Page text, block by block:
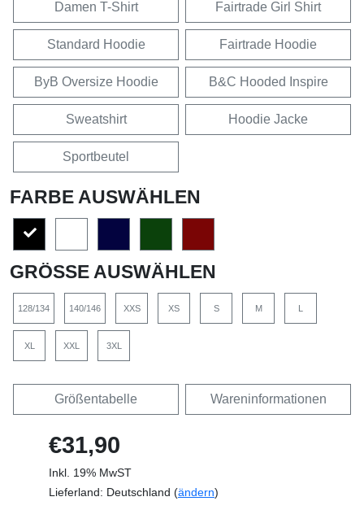
Damen T-Shirt Fairtrade Girl Shirt
Standard Hoodie Fairtrade Hoodie
ByB Oversize Hoodie B&C Hooded Inspire
Sweatshirt Hoodie Jacke
Sportbeutel
FARBE AUSWÄHLEN
GRÖSSE AUSWÄHLEN
128/134 140/146 XXS XS S M L
XL XXL 3XL
Größentabelle Wareninformationen
€31,90
Inkl. 19% MwST
Lieferland: Deutschland (ändern)